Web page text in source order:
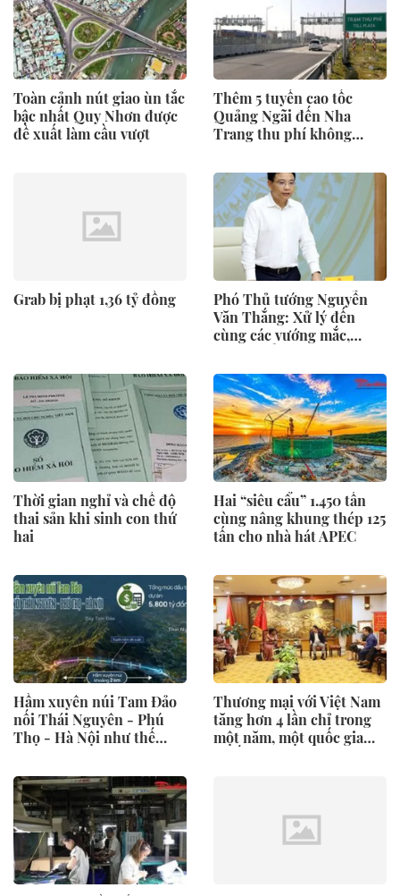
Toàn cảnh nút giao ùn tắc
bậc nhất Quy Nhơn được
đề xuất làm cầu vượt
Thêm 5 tuyến cao tốc
Quảng Ngãi đến Nha
Trang thu phí không
Grab bị phạt 1,36 tỷ đồng
Phó Thủ tướng Nguyễn
Văn Thắng: Xử lý đến
cùng các vướng mắc,
đi vòng
Thời gian nghỉ và chế độ
thai sản khi sinh con thứ
hai
Hai “siêu cẩu” 1.450 tấn
cùng nâng khung thép 125
tấn cho nhà hát APEC
Hầm xuyên núi Tam Đảo
nối Thái Nguyên - Phú
Thọ - Hà Nội như thế
Thương mại với Việt Nam
tăng hơn 4 lần chỉ trong
một năm, một quốc gia